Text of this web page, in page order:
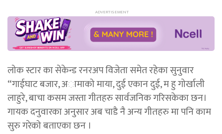
लोक स्टार का सेकेन्ड रनरअप विजेता समेत रहेका सुनुवार
“गाईघाट बजार, अामाको माया, दुई एकान दुई, म हु गोर्खाली
लाहुरे, बाचा कसम जस्ता गीतहरु सार्वजनिक गरिसकेका छन।
गायक दनुवारका अनुसार अब चाडै नै अन्य गीतहरु मा पनि काम
सुरु गरेको बताएका छन ।